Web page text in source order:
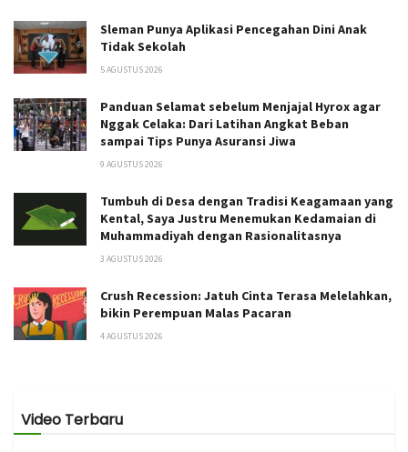
Sleman Punya Aplikasi Pencegahan Dini Anak
Tidak Sekolah
5 AGUSTUS 2026
Panduan Selamat sebelum Menjajal Hyrox agar
Nggak Celaka: Dari Latihan Angkat Beban
sampai Tips Punya Asuransi Jiwa
9 AGUSTUS 2026
Tumbuh di Desa dengan Tradisi Keagamaan yang
Kental, Saya Justru Menemukan Kedamaian di
Muhammadiyah dengan Rasionalitasnya
3 AGUSTUS 2026
Crush Recession: Jatuh Cinta Terasa Melelahkan,
bikin Perempuan Malas Pacaran
4 AGUSTUS 2026
Video Terbaru